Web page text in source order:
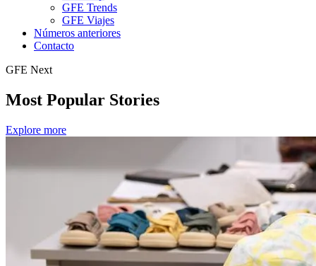
GFE Trends
GFE Viajes
Números anteriores
Contacto
GFE Next
Most Popular Stories
Explore more